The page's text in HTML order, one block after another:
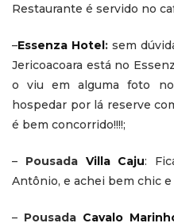
Restaurante é servido no
–Essenza Hotel:sem
Jericoacoara está no
o viu em alguma foto
hospedar por lá reserve
é bem concorrido!!!!;
– Pousada Villa Caju:
Antônio, e achei bem chic
– Pousada Cavalo